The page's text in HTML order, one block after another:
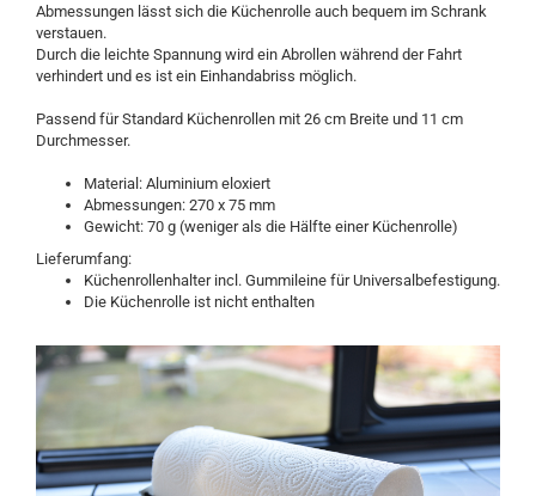
Abmessungen lässt sich die Küchenrolle auch bequem im Schrank
verstauen.
Durch die leichte Spannung wird ein Abrollen während der Fahrt
verhindert und es ist ein Einhandabriss möglich.
Passend für Standard Küchenrollen mit 26 cm Breite und 11 cm
Durchmesser.
Material: Aluminium eloxiert
Abmessungen: 270 x 75 mm
Gewicht: 70 g (weniger als die Hälfte einer Küchenrolle)
Lieferumfang:
Küchenrollenhalter incl. Gummileine für Universalbefestigung.
Die Küchenrolle ist nicht enthalten